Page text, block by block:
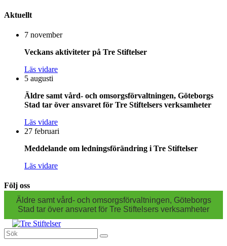
Aktuellt
7 november
Veckans aktiviteter på Tre Stiftelser
Läs vidare
5 augusti
Äldre samt vård- och omsorgsförvaltningen, Göteborgs
Stad tar över ansvaret för Tre Stiftelsers verksamheter
Läs vidare
27 februari
Meddelande om ledningsförändring i Tre Stiftelser
Läs vidare
Följ oss
Äldre samt vård- och omsorgsförvaltningen, Göteborgs
Stad tar över ansvaret för Tre Stiftelsers verksamheter
Sök
efter: